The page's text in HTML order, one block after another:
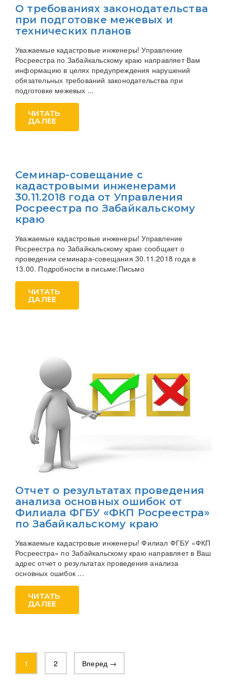
О требованиях законодательства
при подготовке межевых и
технических планов
Уважаемые кадастровые инженеры! Управление
Росреестра по Забайкальскому краю направляет Вам
информацию в целях предупреждения нарушений
обязательных требований законодательства при
подготовке межевых ...
ЧИТАТЬ
ДАЛЕЕ
Семинар-совещание с
кадастровыми инженерами
30.11.2018 года от Управления
Росреестра по Забайкальскому
краю
Уважаемые кадастровые инженеры! Управление
Росреестра по Забайкальскому краю сообщает о
проведении семинара-совещания 30.11.2018 года в
13.00. Подробности в письме:Письмо
ЧИТАТЬ
ДАЛЕЕ
Отчет о результатах проведения
анализа основных ошибок от
Филиала ФГБУ «ФКП Росреестра»
по Забайкальскому краю
Уважаемые кадастровые инженеры! Филиал ФГБУ «ФКП
Росреестра» по Забайкальскому краю направляет в Ваш
адрес отчет о результатах проведения анализа
основных ошибок ...
ЧИТАТЬ
ДАЛЕЕ
1 2 Вперед →